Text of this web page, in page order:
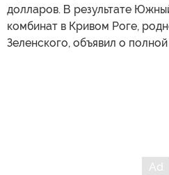
долларов. В результате
комбинат в Кривом Роге,
Зеленского, объявил о